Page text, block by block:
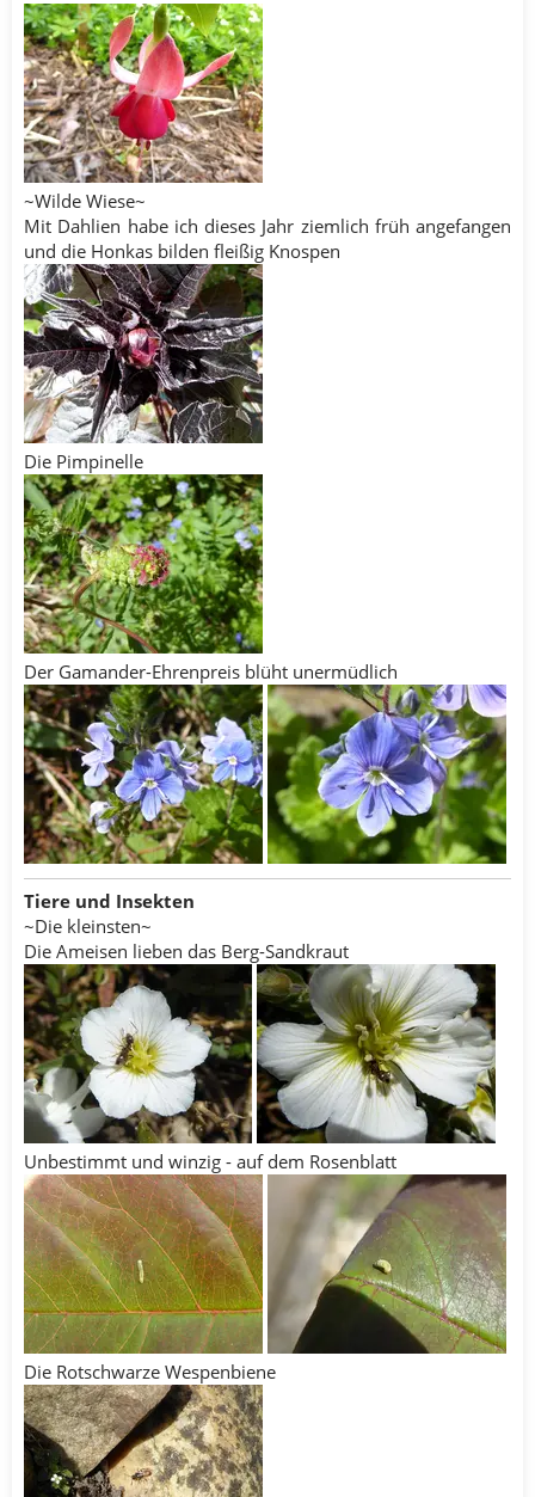
~Wilde Wiese~
Mit Dahlien habe ich dieses Jahr ziemlich früh angefangen
und die Honkas bilden fleißig Knospen
Die Pimpinelle
Der Gamander-Ehrenpreis blüht unermüdlich
Tiere und Insekten
~Die kleinsten~
Die Ameisen lieben das Berg-Sandkraut
Unbestimmt und winzig - auf dem Rosenblatt
Die Rotschwarze Wespenbiene